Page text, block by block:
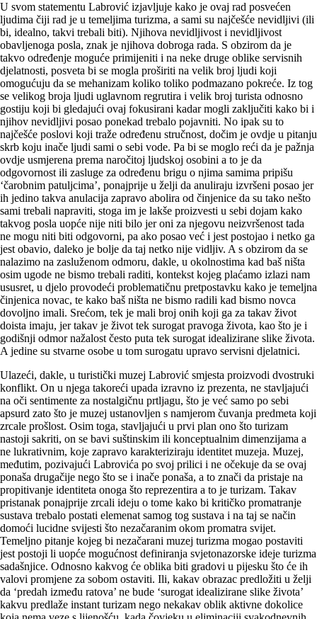
U svom statementu Labrović izjavljuje kako je ovaj rad posvećen
ljudima čiji rad je u temeljima turizma, a sami su najčešće nevidljivi (ili
bi, idealno, takvi trebali biti). Njihova ne­vidljivost i nevidljivost
obavljenoga posla, znak je njihova dobroga rada. S obzirom da je
takvo određenje moguće primijeniti i na neke druge oblike servisnih
djelatnosti, posveta bi se mogla proširiti na velik broj ljudi koji
omogućuju da se mehanizam koliko toliko podmazano pokreće. Iz tog
se velikog broja ljudi uglavnom regrutira i velik broj turista odnosno
gostiju koji bi gledajući ovaj fokusi­rani kadar mogli zaključiti kako bi i
njihov nevidljivi posao ponekad trebalo pojavniti. No ipak su to
najčešće poslovi koji traže određenu stručnost, dočim je ovdje u pitanju
skrb koju inače ljudi sami o sebi vode. Pa bi se moglo reći da je pažnja
ovdje usmjerena prema naročitoj ljudskoj osobini a to je da
odgovornost ili zasluge za određenu brigu o njima samima pripišu
‘čarobnim patuljcima’, ponajprije u želji da anuliraju izvršeni posao jer
ih jedino takva anulacija zapravo abolira od činjenice da su tako nešto
sami trebali napraviti, stoga im je lakše proizvesti u sebi dojam kako
takvog posla uopće nije niti bilo jer oni za njegovu neizvršenost tada
ne mogu niti biti odgovorni, pa ako posao već i jest postojao i netko ga
jest obavio, daleko je bolje da taj netko nije vidljiv. A s obzirom da se
nalazimo na zasluženom odmoru, dakle, u okolnostima kad baš ništa
osim ugode ne bismo trebali raditi, kontekst kojeg plaćamo izlazi nam
ususret, u djelo provodeći problematičnu pretpostavku kako je temeljna
činjenica novac, te kako baš ništa ne bismo radili kad bismo novca
dovoljno imali. Srećom, tek je mali broj onih koji ga za takav život
doista imaju, jer takav je život tek surogat pravoga života, kao što je i
godišnji odmor nažalost često puta tek surogat idea­lizirane slike života.
A jedine su stvarne osobe u tom surogatu upravo servisni djelatnici.
Ulazeći, dakle, u turistički muzej Labrović smjesta proizvodi dvostruki
konflikt. On u njega takoreći upada izravno iz prezenta, ne stavljajući
na oči sentimente za nostalgičnu prtljagu, što je već samo po sebi
apsurd zato što je muzej ustanovljen s namjerom čuvanja predmeta koji
zrcale prošlost. Osim toga, stavljajući u prvi plan ono što turizam
nastoji sakriti, on se bavi suštinskim ili konceptualnim dimenzijama a
ne lukrativnim, koje zapravo karakteriziraju identitet muzeja. Muzej,
međutim, pozivajući Labrovića po svoj prilici i ne očekuje da se ovaj
ponaša drugačije nego što se i inače ponaša, a to znači da pristaje na
propitivanje identiteta onoga što reprezentira a to je turizam. Takav
pristanak ponajprije zrcali ideju o tome kako bi kritičko promatranje
sustava trebalo postati elemenat samog tog sustava i na taj se način
domoći lucidne svijesti što nezačaranim okom promatra svijet.
Temeljno pitanje kojeg bi nezačarani muzej turizma mogao postaviti
jest postoji li uopće mogućnost definiranja svjetonazorske ideje turizma
sadašnjice. Odnosno kakvog će oblika biti gradovi u pijesku što će ih
valovi promjene za sobom ostaviti. Ili, kakav obrazac predložiti u želji
da ‘predah između ratova’ ne bude ‘surogat idealizirane slike života’
kakvu predlaže instant turizam nego nekakav oblik aktivne dokolice